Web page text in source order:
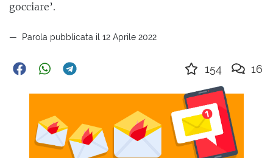
gocciare’.
Parola pubblicata il 12 Aprile 2022
154 16